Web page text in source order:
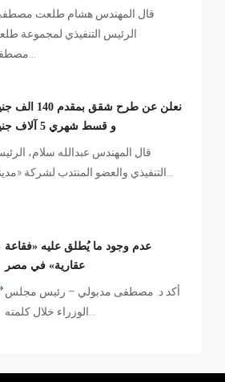
قال المهندس هشام طلعت
الرئيس التنفيذي لمجموعة
نعلن عن طرح شقق بمقدم 140
و قسط شهري 5 آلاف جنيه
قال المهندس عبدالله سلام،
عدم وجود ما يُطلق عليه «فقاعة
عقارية» في مصر
أكد د. مصطفى مدبولي – رئيس مجلس